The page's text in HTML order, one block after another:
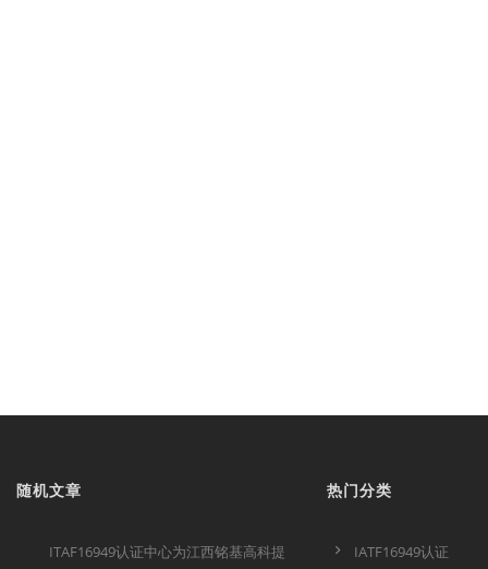
随机文章
ITAF16949认证中心为江西铭基高科提
热门分类
IATF16949认证